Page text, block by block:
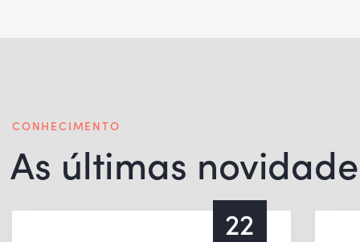
CONHECIMENTO
As últimas
22